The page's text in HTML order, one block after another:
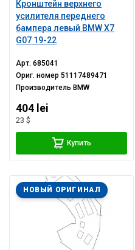
Кронштейн верхнего
усилителя переднего
бампера левый BMW X7
G07 19-22
Арт.685041
Ориг. номер51117489471
Производитель BMW
404 lei
23 $
Купить
НОВЫЙ ОРИГИНАЛ